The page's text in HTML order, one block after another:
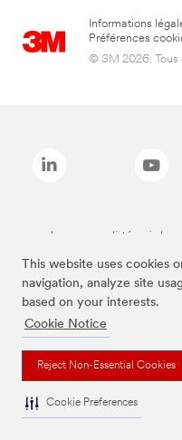
This website uses cookies
navigation, analyze site
based on your interests.
Cookie Notice
Reject Non-Essential Cookies
Cookie Preferences
Informations
Préférences
© 3M 2026. Tous
Les marques listées ci-